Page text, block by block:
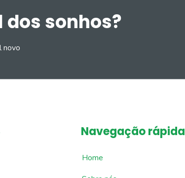
sonhos?
novo
Navegação rápida
Home